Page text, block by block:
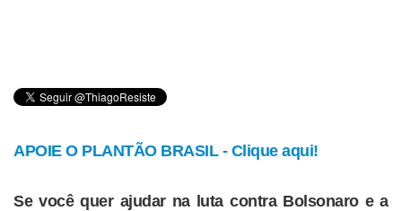
APOIE O PLANTÃO BRASIL - Clique aqui!
Se você quer ajudar na luta contra Bolsonaro e a